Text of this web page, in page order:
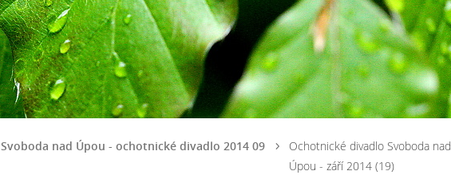
Svoboda nad Úpou - ochotnické divadlo 2014 09
Ochotnické divadlo Svoboda nad
Úpou - září 2014 (19)